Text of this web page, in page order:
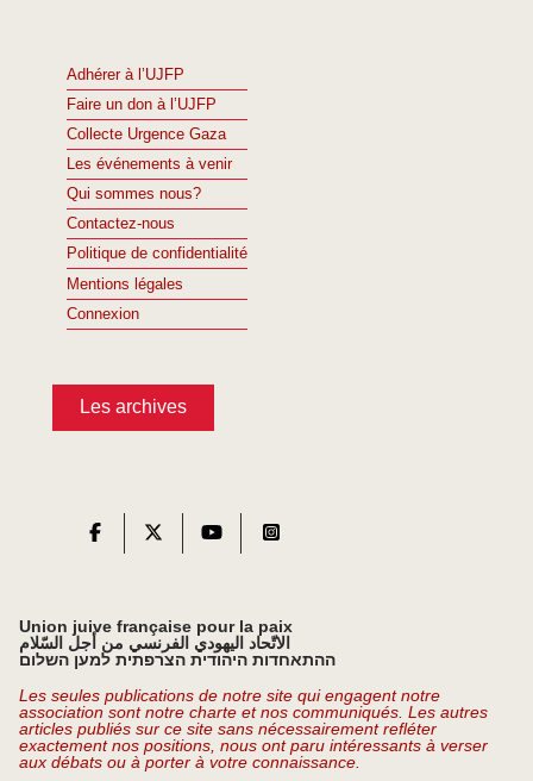
Adhérer à l’UJFP
Faire un don à l’UJFP
Collecte Urgence Gaza
Les événements à venir
Qui sommes nous?
Contactez-nous
Politique de confidentialité
Mentions légales
Connexion
Les archives
Union juive française pour la paix
الاتّحاد اليهودي الفرنسي من أجل السّلام
ההתאחדות היהודית הצרפתית למען השלום
Les seules publications de notre site qui engagent notre
association sont notre charte et nos communiqués. Les autres
articles publiés sur ce site sans nécessairement refléter
exactement nos positions, nous ont paru intéressants à verser
aux débats ou à porter à votre connaissance.